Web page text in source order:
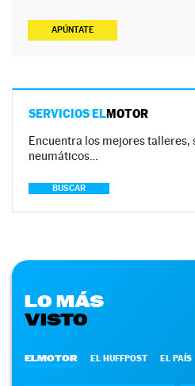
APÚNTATE
SERVICIOS ELMOTOR
Encuentra los mejores talleres,
neumáticos…
BUSCAR
LO MÁS
VISTO
ELMOTOR EL HUFFPOST EL PAÍS